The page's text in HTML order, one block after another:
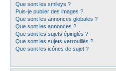
Que sont les smileys ?
Puis-je publier des images ?
Que sont les annonces globales ?
Que sont les annonces ?
Que sont les sujets épinglés ?
Que sont les sujets verrouillés ?
Que sont les icônes de sujet ?